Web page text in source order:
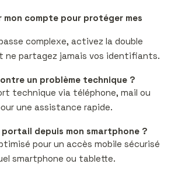
mon compte pour protéger mes
complexe, activez la double
partagez jamais vos identifiants.
un problème technique ?
technique via téléphone, mail ou
une assistance rapide.
depuis mon smartphone ?
pour un accès mobile sécurisé
smartphone ou tablette.